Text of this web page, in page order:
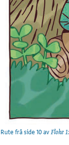
Rute frå side 10 av Floke